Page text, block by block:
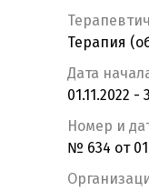
Терапия
Дата
01.11.2022 -
Номер и
№ 634 от